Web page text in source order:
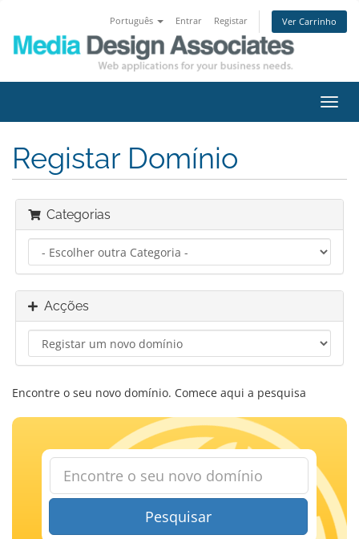
Português Entrar Registar Ver Carrinho
Registar Domínio
Categorias
Acções
Encontre o seu novo domínio. Comece aqui a pesquisa
Pesquisar